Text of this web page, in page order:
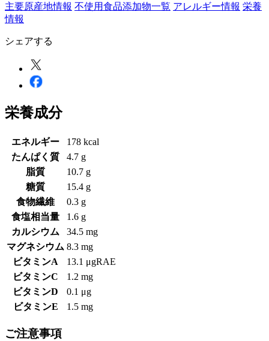
主要原産地情報 不使用食品添加物一覧 アレルギー情報 栄養
情報
シェアする
栄養成分
エネルギー
178 kcal
たんぱく質
4.7 g
脂質
10.7 g
糖質
15.4 g
食物繊維
0.3 g
食塩相当量
1.6 g
カルシウム
34.5 mg
マグネシウム 8.3 mg
ビタミンA
13.1 μgRAE
ビタミンC
1.2 mg
ビタミンD
0.1 μg
ビタミンE
1.5 mg
ご注意事項